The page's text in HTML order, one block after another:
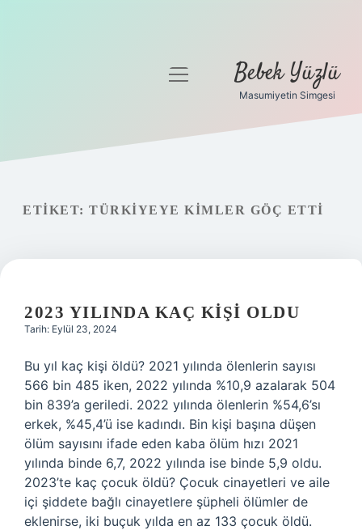
Gizlilik Politikası
menüyü
Bebek Yüzlü
Masumiyetin Simgesi
ETIKET: TÜRKIYEYE KIMLER GÖÇ ETTI
2023 YILINDA KAÇ KIŞI OLDU
Tarih: Eylül 23, 2024
Bu yıl kaç kişi öldü? 2021 yılında ölenlerin sayısı
566 bin 485 iken, 2022 yılında %10,9 azalarak 504
bin 839’a geriledi. 2022 yılında ölenlerin %54,6’sı
erkek, %45,4’ü ise kadındı. Bin kişi başına düşen
ölüm sayısını ifade eden kaba ölüm hızı 2021
yılında binde 6,7, 2022 yılında ise binde 5,9 oldu.
2023’te kaç çocuk öldü? Çocuk cinayetleri ve aile
içi şiddete bağlı cinayetlere şüpheli ölümler de
eklenirse, iki buçuk yılda en az 133 çocuk öldü.